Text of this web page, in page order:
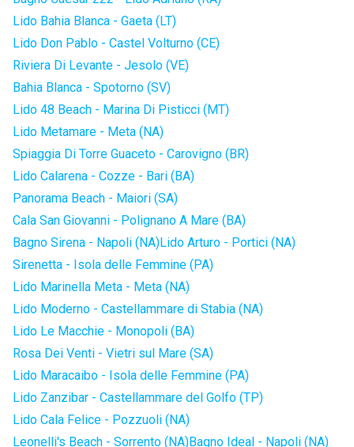
Lido Bahia Blanca - Gaeta (LT)
Lido Don Pablo - Castel Volturno (CE)
Riviera Di Levante - Jesolo (VE)
Bahia Blanca - Spotorno (SV)
Lido 48 Beach - Marina Di Pisticci (MT)
Lido Metamare - Meta (NA)
Spiaggia Di Torre Guaceto - Carovigno (BR)
Lido Calarena - Cozze - Bari (BA)
Panorama Beach - Maiori (SA)
Cala San Giovanni - Polignano A Mare (BA)
Bagno Sirena - Napoli (NA)Lido Arturo - Portici (NA)
Sirenetta - Isola delle Femmine (PA)
Lido Marinella Meta - Meta (NA)
Lido Moderno - Castellammare di Stabia (NA)
Lido Le Macchie - Monopoli (BA)
Rosa Dei Venti - Vietri sul Mare (SA)
Lido Maracaibo - Isola delle Femmine (PA)
Lido Zanzibar - Castellammare del Golfo (TP)
Lido Cala Felice - Pozzuoli (NA)
Leonelli's Beach - Sorrento (NA)Bagno Ideal - Napoli (NA)